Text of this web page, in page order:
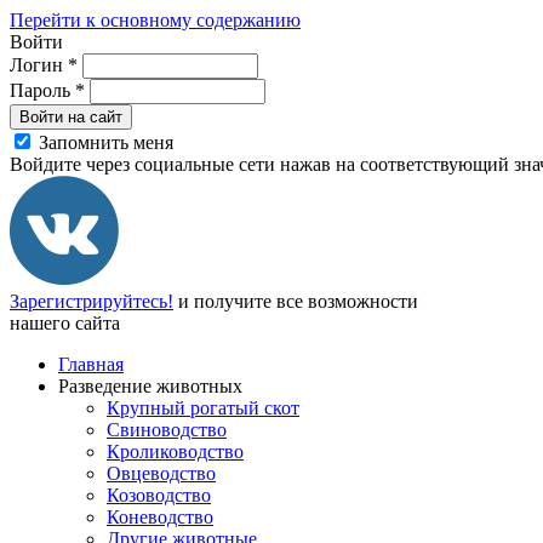
Перейти к основному содержанию
Войти
Логин *
Пароль *
Войти на сайт
Запомнить меня
Войдите через социальные сети нажав на соответствующий
Зарегистрируйтесь! и получите все возможности
нашего сайта
Главная
Разведение животных
Крупный рогатый скот
Свиноводство
Кролиководство
Овцеводство
Козоводство
Коневодство
Другие животные